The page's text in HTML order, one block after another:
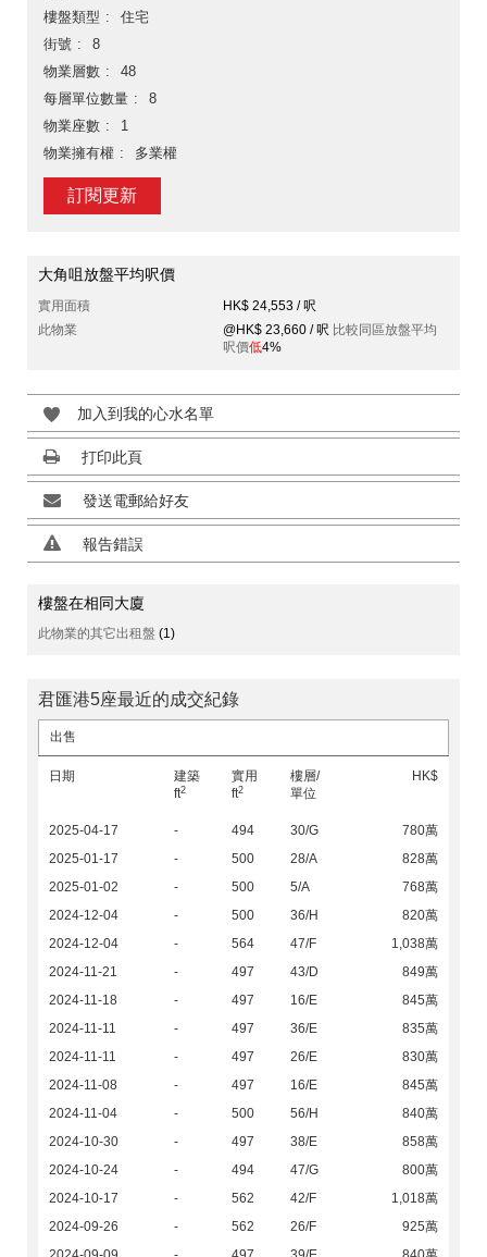
樓盤類型
住宅
街號
8
物業層數
48
每層單位數量
8
物業座數
1
物業擁有權
多業權
訂閱更新
大角咀放盤平均呎價
實用面積
HK$ 24,553 / 呎
此物業
@HK$ 23,660 / 呎 比較同區放盤平均
呎價低4%
加入到我的心水名單
打印此頁
發送電郵給好友
報告錯誤
樓盤在相同大廈
此物業的其它出租盤 (1)
君匯港5座最近的成交紀錄
出售
日期
建築
ft2
實用
ft2
樓層/
單位
HK$
2025-04-17 - 494 30/G
780萬
2025-01-17
- 500 28/A
828萬
2025-01-02
- 500 5/A
768萬
2024-12-04
- 500 36/H
820萬
2024-12-04
- 564 47/F
1,038萬
2024-11-21
- 497 43/D
849萬
2024-11-18
- 497 16/E
845萬
2024-11-11
- 497 36/E
835萬
2024-11-11
- 497 26/E
830萬
2024-11-08
- 497 16/E
845萬
2024-11-04
- 500 56/H
840萬
2024-10-30
- 497 38/E
858萬
2024-10-24
- 494 47/G
800萬
2024-10-17
- 562 42/F
1,018萬
2024-09-26
- 562 26/F
925萬